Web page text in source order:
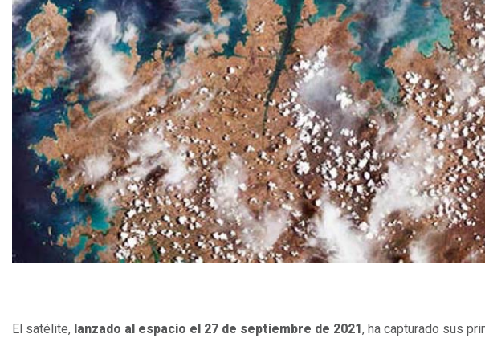
El satélite, lanzado al espacio el 27 de septiembre de 2021, ha capturado sus